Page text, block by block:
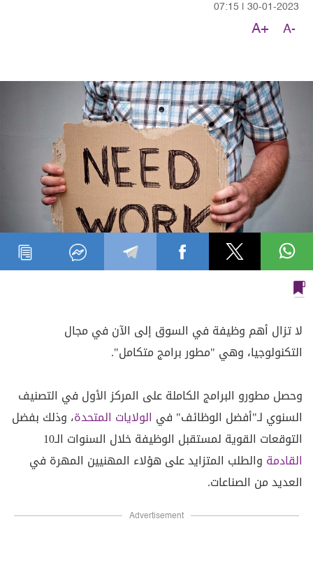
30-01-2023
07:15
A-
A+
لا تزال أهم وظيفة في السوق إلى الآن في مجال
التكنولوجيا، وهي "مطور برامج متكامل".
وحصل مطورو البرامج الكاملة على المركز الأول في التصنيف
السنوي لـ"أفضل الوظائف" في الولايات المتحدة، وذلك بفضل
التوقعات القوية لمستقبل الوظيفة خلال السنوات الـ10
القادمة والطلب المتزايد على هؤلاء المهنيين المهرة في
العديد من الصناعات.
Advertisement